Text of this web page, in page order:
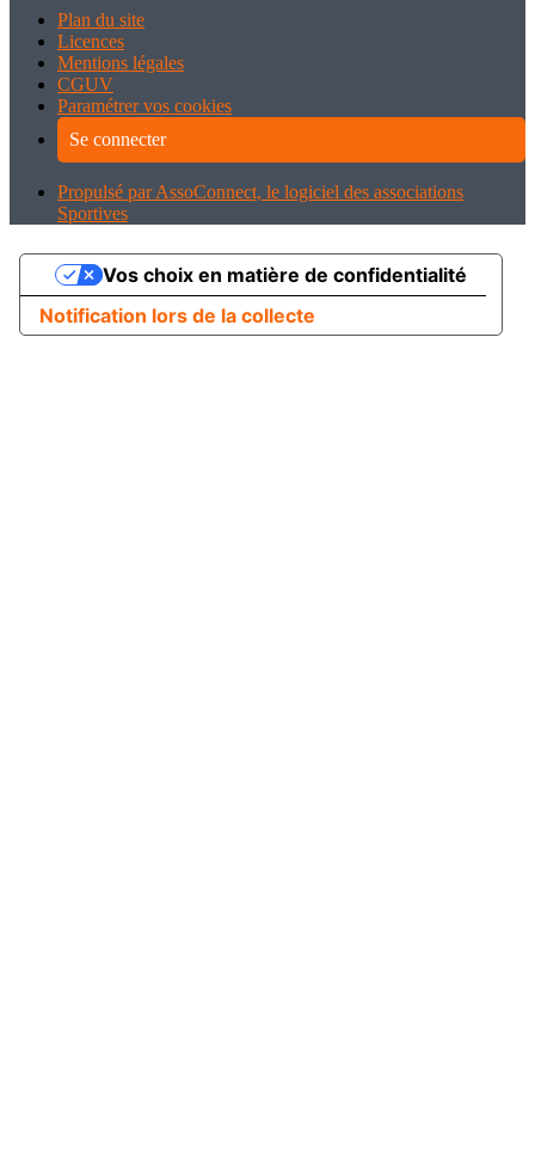
Plan du site
Licences
Mentions légales
CGUV
Paramétrer vos cookies
Se connecter
Propulsé par AssoConnect, le logiciel des associations
Sportives
Notification lors de la collecte
Vos choix en matière de confidentialité